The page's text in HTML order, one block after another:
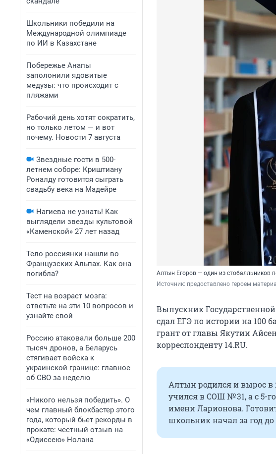
Школьники победили на
Международной олимпиаде
по ИИ в Казахстане
Побережье Анапы
заполонили ядовитые
медузы: что происходит с
пляжами
Рабочий день хотят сократить,
но только летом — и вот
почему. Новости 7 августа
Звездные гости в 500-
летнем соборе: Криштиану
Роналду готовится сыграть
свадьбу века на Мадейре
Нагиева не узнать! Как
выглядели звезды культовой
«Каменской» 27 лет назад
Тело россиянки нашли во
Французских Альпах. Как она
погибла?
Тест на возраст мозга:
ответьте на эти 10 вопросов и
узнайте свой
Россию атаковали больше 200
тысяч дронов, а Беларусь
стягивает войска к
украинской границе: главное
об СВО за неделю
«Никого нельзя победить». О
чем главный блокбастер этого
года, который бьет рекорды в
прокате: честный отзыв на
«Одиссею» Нолана
Алтын Егоров — один из стобалльников
Источник: предоставлено героем
Выпускник
сдал ЕГЭ по истории на 100
грант от главы Якутии
корреспонденту 14.RU.
Алтын родился и вырос в
учился в СОШ № 31, а с 5-
имени Ларионова.
школьник начал за год